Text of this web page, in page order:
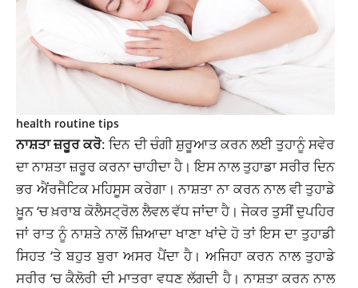
health routine tips
ਨਾਸ਼ਤਾ ਜ਼ਰੂਰ ਕਰੋ: ਦਿਨ ਦੀ ਚੰਗੀ ਸ਼ੁਰੂਆਤ ਕਰਨ ਲਈ ਤੁਹਾਨੂੰ ਸਵੇਰ
ਦਾ ਨਾਸ਼ਤਾ ਜ਼ਰੂਰ ਕਰਨਾ ਚਾਹੀਦਾ ਹੈ। ਇਸ ਨਾਲ ਤੁਹਾਡਾ ਸਰੀਰ ਦਿਨ
ਭਰ ਐਂਰਜੈਟਿਕ ਮਹਿਸੂਸ ਕਰੇਗਾ। ਨਾਸ਼ਤਾ ਨਾ ਕਰਨ ਨਾਲ ਵੀ ਤੁਹਾਡੇ
ਖ਼ੂਨ ‘ਚ ਖ਼ਰਾਬ ਕੋਲੈਸਟ੍ਰੋਲ ਲੈਵਲ ਵੱਧ ਜਾਂਦਾ ਹੈ। ਜੇਕਰ ਤੁਸੀਂ ਦੁਪਹਿਰ
ਜਾਂ ਰਾਤ ਨੂੰ ਨਾਸ਼ਤੇ ਨਾਲੋਂ ਜ਼ਿਆਦਾ ਖਾਣਾ ਖਾਂਦੇ ਹੋ ਤਾਂ ਇਸ ਦਾ ਤੁਹਾਡੀ
ਸਿਹਤ ‘ਤੇ ਬਹੁਤ ਬੁਰਾ ਅਸਰ ਪੈਂਦਾ ਹੈ। ਅਜਿਹਾ ਕਰਨ ਨਾਲ ਤੁਹਾਡੇ
ਸਰੀਰ ‘ਚ ਕੈਲੋਰੀ ਦੀ ਮਾਤਰਾ ਵਧਣ ਲੱਗਦੀ ਹੈ। ਨਾਸ਼ਤਾ ਕਰਨ ਨਾਲ